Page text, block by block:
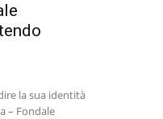
la sua identità
– Fondale